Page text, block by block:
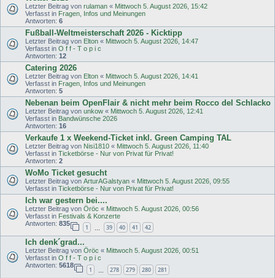
Letzter Beitrag von rulaman « Mittwoch 5. August 2026, 15:42
Verfasst in Fragen, Infos und Meinungen
Antworten: 6
Fußball-Weltmeisterschaft 2026 - Kicktipp
Letzter Beitrag von Elton « Mittwoch 5. August 2026, 14:47
Verfasst in O f f - T o p i c
Antworten: 12
Catering 2026
Letzter Beitrag von Elton « Mittwoch 5. August 2026, 14:41
Verfasst in Fragen, Infos und Meinungen
Antworten: 5
Nebenan beim OpenFlair & nicht mehr beim Rocco del Schlacko
Letzter Beitrag von unkow « Mittwoch 5. August 2026, 12:41
Verfasst in Bandwünsche 2026
Antworten: 16
Verkaufe 1 x Weekend-Ticket inkl. Green Camping TAL
Letzter Beitrag von Nisi1810 « Mittwoch 5. August 2026, 11:40
Verfasst in Ticketbörse - Nur von Privat für Privat!
Antworten: 2
WoMo Ticket gesucht
Letzter Beitrag von ArturAGalstyan « Mittwoch 5. August 2026, 09:55
Verfasst in Ticketbörse - Nur von Privat für Privat!
Ich war gestern bei....
Letzter Beitrag von Öröc « Mittwoch 5. August 2026, 00:56
Verfasst in Festivals & Konzerte
Antworten: 835
1 39 40 41 42
Ich denk´grad...
Letzter Beitrag von Öröc « Mittwoch 5. August 2026, 00:51
Verfasst in O f f - T o p i c
Antworten: 5618
1 278 279 280 281